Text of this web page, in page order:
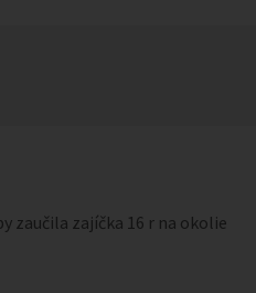
zaučila zajíčka 16 r na okolie